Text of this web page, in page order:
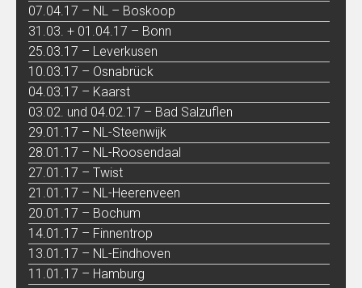
07.04.17 – NL – Boskoop
31.03. + 01.04.17 – Bonn
25.03.17 – Leverkusen
10.03.17 – Osnabrück
04.03.17 – Kaarst
03.02. und 04.02.17 – Bad Salzuflen
29.01.17 – NL-Steenwijk
28.01.17 – NL-Roosendaal
27.01.17 – Twist
21.01.17 – NL-Heerenveen
20.01.17 – Bochum
14.01.17 – Finnentrop
13.01.17 – NL-Eindhoven
11.01.17 – Hamburg